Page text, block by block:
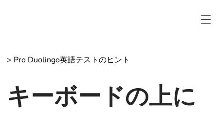
> Pro Duolingo英語テストのヒント
キーボードの上に